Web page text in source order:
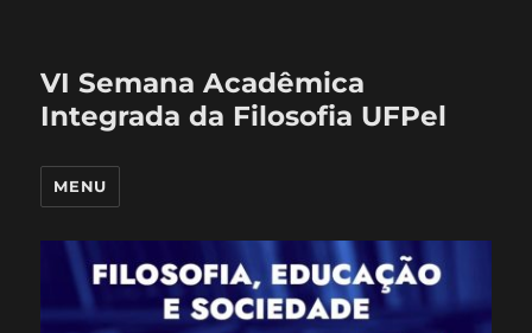
VI Semana Acadêmica
Integrada da Filosofia UFPel
MENU